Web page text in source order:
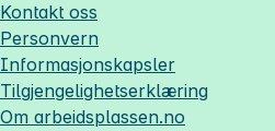
Kontakt oss
Personvern
Informasjonskapsler
Tilgjengelighetserklæring
Om arbeidsplassen.no